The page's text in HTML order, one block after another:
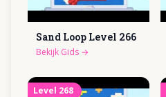
Sand Loop Level 266
Bekijk Gids →
Level 268